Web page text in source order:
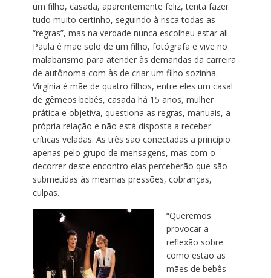
um filho, casada, aparentemente feliz, tenta fazer
tudo muito certinho, seguindo à risca todas as
“regras”, mas na verdade nunca escolheu estar ali.
Paula é mãe solo de um filho, fotógrafa e vive no
malabarismo para atender às demandas da carreira
de autônoma com às de criar um filho sozinha.
Virgínia é mãe de quatro filhos, entre eles um casal
de gêmeos bebês, casada há 15 anos, mulher
prática e objetiva, questiona as regras, manuais, a
própria relação e não está disposta a receber
críticas veladas. As três são conectadas a princípio
apenas pelo grupo de mensagens, mas com o
decorrer deste encontro elas perceberão que são
submetidas às mesmas pressões, cobranças,
culpas.
“Queremos
provocar a
reflexão sobre
como estão as
mães de bebês